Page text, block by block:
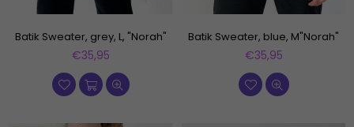
Batik Sweater, grey, L, "Norah"
Normaler
€35,95
Batik Sweater, blue, M"Norah"
Normaler
€35,95